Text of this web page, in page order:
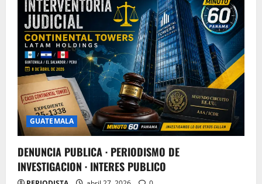
GUATEMALA
DENUNCIA PUBLICA · PERIODISMO DE
INVESTIGACION · INTERES PUBLICO